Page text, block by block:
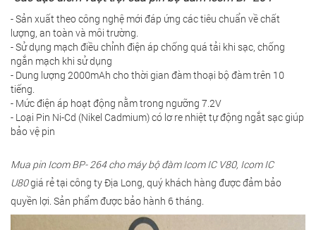
- Sản xuất theo công nghệ mới đáp ứng các tiêu chuẩn về chất
lượng, an toàn và môi trường.
- Sử dụng mạch điều chỉnh điện áp chống quá tải khi sạc, chống
ngắn mạch khi sử dụng
- Dung lượng 2000mAh cho thời gian đàm thoại bộ đàm trên 10
tiếng.
- Mức điện áp hoạt động nằm trong ngưỡng 7.2V
- Loại Pin Ni-Cd (Nikel Cadmium) có lơ re nhiệt tự động ngắt sạc giúp
bảo vệ pin
Mua pin Icom BP- 264 cho máy bộ đàm Icom IC V80, Icom IC
U80giá rẻ tại công ty Địa Long, quý khách hàng được đảm bảo
quyền lợi. Sản phẩm được bảo hành 6 tháng.